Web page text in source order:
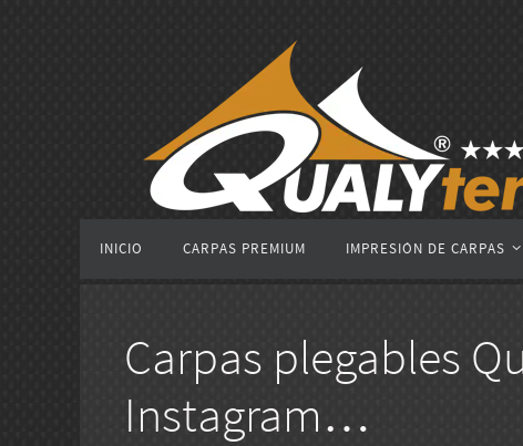
contenido
INICIO CARPAS PREMIUM IMPRESIÓN DE CARPAS
Carpas plegables
Instagram…